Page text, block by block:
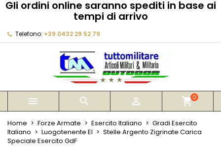
Gli ordini online saranno spediti in base ai
tempi di arrivo
Telefono: +39.0432 29 52 79
   shopping_cart0
Home Forze Armate Esercito Italiano
Gradi Esercito
Italiano
Luogotenente EI
Stelle Argento Zigrinate Carica
Speciale Esercito GdF
My wishlists
add_circle_outline Create new list
Crea lista dei desideri
Annulla Crea lista dei desideri
Devi avere effettuato l'accesso per salvare dei
prodotti nella tua lista dei desideri.
Annulla